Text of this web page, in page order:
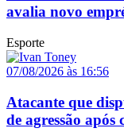
avalia novo
Esporte
07/08/2026 às 16:56
Atacante que
de agressão após